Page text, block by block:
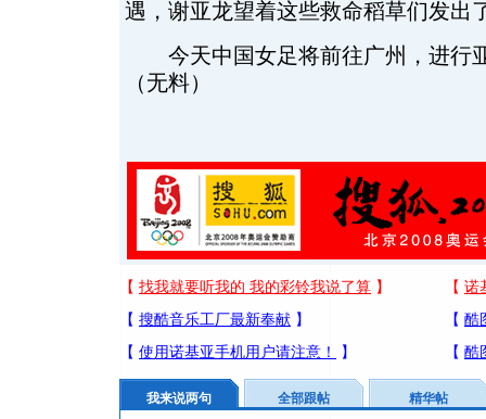
遇，谢亚龙望着这些救命稻草们发出
今天中国女足将前往广州，进行
（无料）
我来说两句 全部跟帖
精华帖